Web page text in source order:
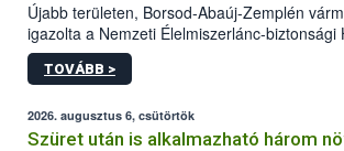
Újabb területen, Borsod-Abaúj-Zemplén
igazolta a Nemzeti Élelmiszerlánc-biztonsági
kőrisrontó karcsúdíszbogár (Agrilus
kártevőt nem csak színcsapdában találták
az intenzív felderítést, emellett az
hatósággal is összehangolják a terjedés
TOVÁBB >
2026. augusztus 6, csütörtök
Szüret után is alkalmazható három